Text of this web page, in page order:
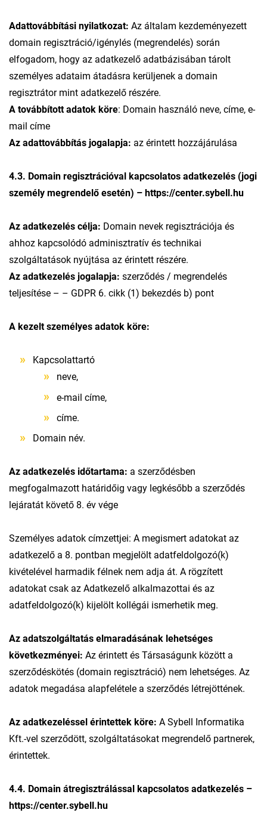
Adattovábbítási nyilatkozat: Az általam kezdeményezett
domain regisztráció/igénylés (megrendelés) során
elfogadom, hogy az adatkezelő adatbázisában tárolt
személyes adataim átadásra kerüljenek a domain
regisztrátor mint adatkezelő részére.
A továbbított adatok köre: Domain használó neve, címe, e-
mail címe
Az adattovábbítás jogalapja: az érintett hozzájárulása
4.3. Domain regisztrációval kapcsolatos adatkezelés (jogi
személy megrendelő esetén) – https://center.sybell.hu
Az adatkezelés célja: Domain nevek regisztrációja és
ahhoz kapcsolódó adminisztratív és technikai
szolgáltatások nyújtása az érintett részére.
Az adatkezelés jogalapja: szerződés / megrendelés
teljesítése – – GDPR 6. cikk (1) bekezdés b) pont
A kezelt személyes adatok köre:
Kapcsolattartó
neve,
e-mail címe,
címe.
Domain név.
Az adatkezelés időtartama: a szerződésben
megfogalmazott határidőig vagy legkésőbb a szerződés
lejáratát követő 8. év vége
Személyes adatok címzettjei: A megismert adatokat az
adatkezelő a 8. pontban megjelölt adatfeldolgozó(k)
kivételével harmadik félnek nem adja át. A rögzített
adatokat csak az Adatkezelő alkalmazottai és az
adatfeldolgozó(k) kijelölt kollégái ismerhetik meg.
Az adatszolgáltatás elmaradásának lehetséges
következményei: Az érintett és Társaságunk között a
szerződéskötés (domain regisztráció) nem lehetséges. Az
adatok megadása alapfelétele a szerződés létrejöttének.
Az adatkezeléssel érintettek köre: A Sybell Informatika
Kft.-vel szerződött, szolgáltatásokat megrendelő partnerek,
érintettek.
4.4. Domain átregisztrálással kapcsolatos adatkezelés –
https://center.sybell.hu